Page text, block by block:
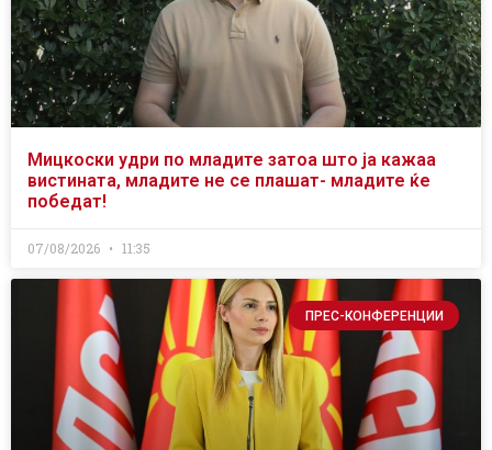
Мицкоски удри по младите затоа што ја кажаа
вистината, младите не се плашат- младите ќе
победат!
07/08/2026 11:35
ПРЕС-КОНФЕРЕНЦИИ